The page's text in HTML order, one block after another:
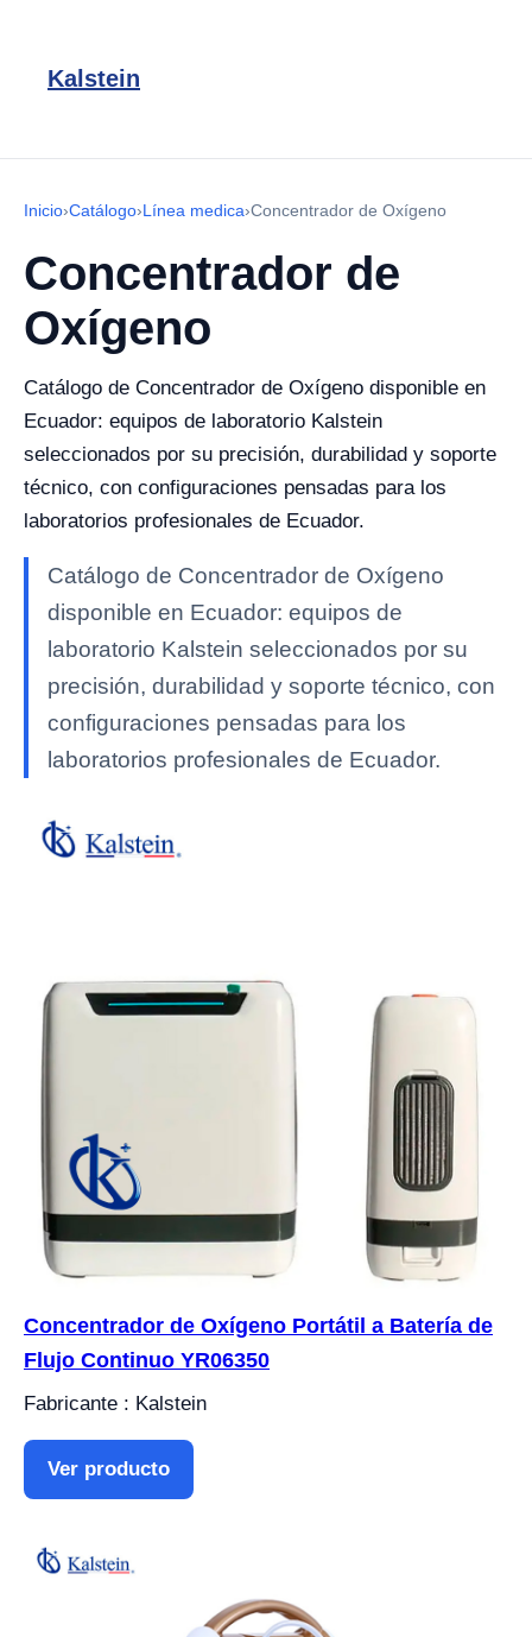
Kalstein
Inicio›Catálogo›Línea medica›Concentrador de Oxígeno
Concentrador de
Oxígeno
Catálogo de Concentrador de Oxígeno disponible en
Ecuador: equipos de laboratorio Kalstein
seleccionados por su precisión, durabilidad y soporte
técnico, con configuraciones pensadas para los
laboratorios profesionales de Ecuador.
Catálogo de Concentrador de Oxígeno
disponible en Ecuador: equipos de
laboratorio Kalstein seleccionados por su
precisión, durabilidad y soporte técnico, con
configuraciones pensadas para los
laboratorios profesionales de Ecuador.
Concentrador de Oxígeno Portátil a Batería de
Flujo Continuo YR06350
Fabricante : Kalstein
Ver producto